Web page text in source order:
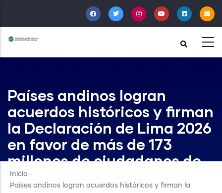
al
contenido
principal
Países andinos logran
acuerdos históricos y firman
la Declaración de Lima 2026
en favor de más de 173
millones de ciudadanos de
la región.
Inicio -
Países andinos logran acuerdos históricos y firman la